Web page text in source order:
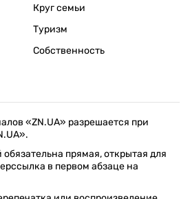
Круг семьи
Туризм
Собственность
«ZN.UA» разрешается при
прямая, открытая для
в первом абзаце на